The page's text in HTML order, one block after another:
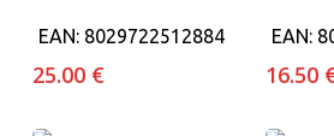
EAN: 8029722512884
25.00 €
EAN:
16.50